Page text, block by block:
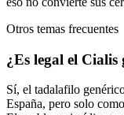
Otros temas frecuentes
¿Es legal el Cialis
Sí, el tadalafilo
España, pero solo